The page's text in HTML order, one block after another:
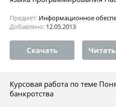
Предмет: Информационное
Добавлено: 12.05.2013
Скачать
Курсовая работа по теме
банкротства